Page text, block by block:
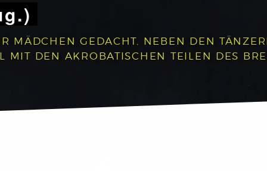
MÄDCHEN GEDACHT. NEBEN DEN
MIT DEN AKROBATISCHEN TEILEN DES